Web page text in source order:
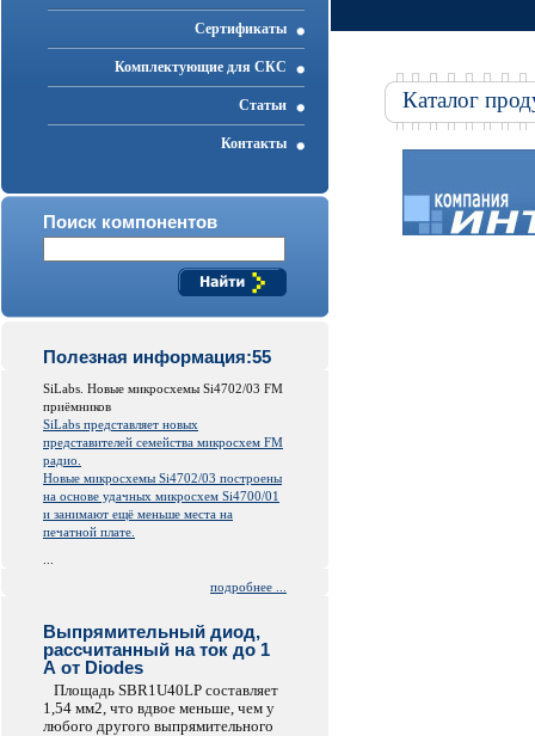
Cертификаты
Комплектующие для СКС
Статьи
Контакты
Поиск компонентов
Полезная информация:55
SiLabs. Новые микросхемы Si4702/03 FM
приёмников
SiLabs представляет новых
представителей семейства микросхем FM
радио.
Новые микросхемы Si4702/03 построены
на основе удачных микросхем Si4700/01
и занимают ещё меньше места на
печатной плате.
подробнее ...
Выпрямительный диод,
рассчитанный на ток до 1
А от Diodes
Площадь SBR1U40LP составляет
1,54 мм2, что вдвое меньше, чем у
любого другого выпрямительного
Каталог